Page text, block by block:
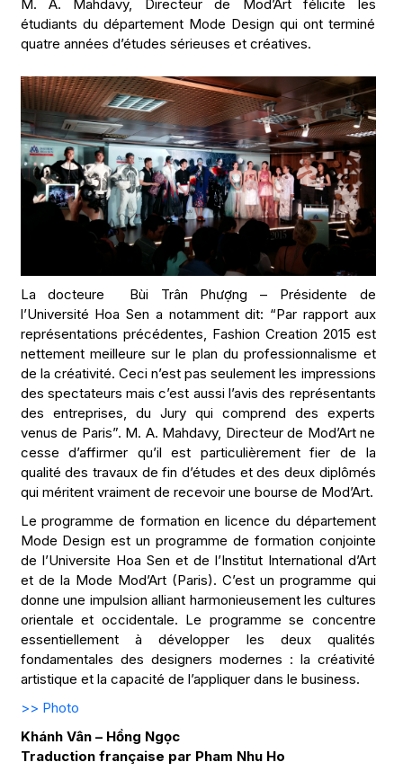
M. A. Mahdavy, Directeur de Mod’Art félicite les
étudiants du département Mode Design qui ont terminé
quatre années d’études sérieuses et créatives.
La docteure Bùi Trân Phượng – Présidente de
l’Université Hoa Sen a notamment dit: “Par rapport aux
représentations précédentes, Fashion Creation 2015 est
nettement meilleure sur le plan du professionnalisme et
de la créativité. Ceci n’est pas seulement les impressions
des spectateurs mais c’est aussi l’avis des représentants
des entreprises, du Jury qui comprend des experts
venus de Paris”. M. A. Mahdavy, Directeur de Mod’Art ne
cesse d’affirmer qu’il est particulièrement fier de la
qualité des travaux de fin d’études et des deux diplômés
qui méritent vraiment de recevoir une bourse de Mod’Art.
Le programme de formation en licence du département
Mode Design est un programme de formation conjointe
de l’Universite Hoa Sen et de l’Institut International d’Art
et de la Mode Mod’Art (Paris). C’est un programme qui
donne une impulsion alliant harmonieusement les cultures
orientale et occidentale. Le programme se concentre
essentiellement à développer les deux qualités
fondamentales des designers modernes : la créativité
artistique et la capacité de l’appliquer dans le business.
>> Photo
Khánh Vân – Hồng Ngọc
Traduction française par Pham Nhu Ho